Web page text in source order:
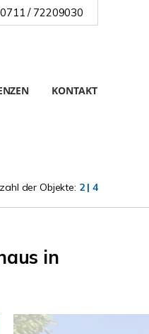
0711 / 72209030
KONTAKT
der Objekte: 2 | 4
in